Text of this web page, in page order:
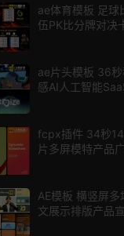
ae体育模板 足球
伍PK比分牌对决
ae片头模板 36秒科技
感AI人工智能
fcpx插件 34秒
片多屏模特产品
AE模板 横竖屏多
文展示排版产品